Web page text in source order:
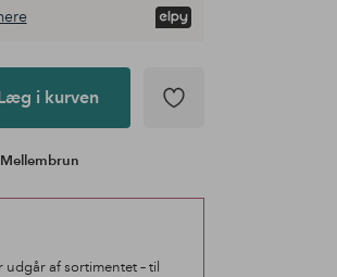
i kurven
af sortimentet – til